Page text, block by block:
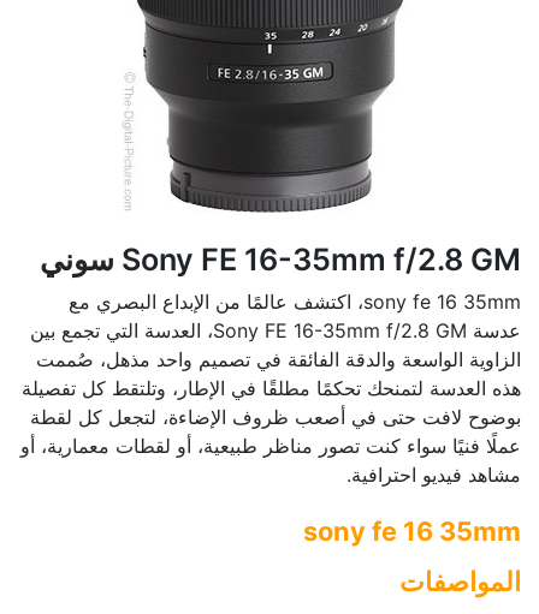
Sony FE 16-35mm f/2.8 GM سوني
sony fe 16 35mm، اكتشف عالمًا من الإبداع البصري مع
عدسة Sony FE 16-35mm f/2.8 GM، العدسة التي تجمع بين
الزاوية الواسعة والدقة الفائقة في تصميم واحد مذهل، صُممت
هذه العدسة لتمنحك تحكمًا مطلقًا في الإطار، وتلتقط كل تفصيلة
بوضوح لافت حتى في أصعب ظروف الإضاءة، لتجعل كل لقطة
عملًا فنيًا سواء كنت تصور مناظر طبيعية، أو لقطات معمارية، أو
مشاهد فيديو احترافية.
sony fe 16 35mm
المواصفات